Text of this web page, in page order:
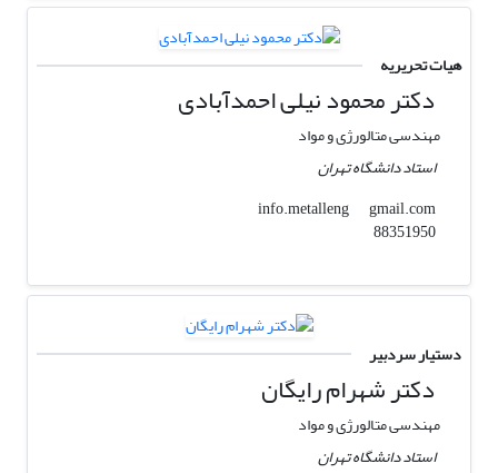
هیات تحریریه
دکتر محمود نیلی احمدآبادی
مهندسی متالورژی و مواد
استاد دانشگاه تهران
info.metalleng
gmail.com
88351950
دستیار سردبیر
دکتر شهرام رایگان
مهندسی متالورژی و مواد
استاد دانشگاه تهران